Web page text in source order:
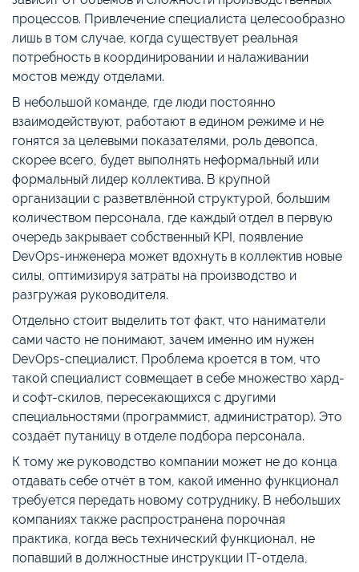
процессов. Привлечение специалиста целесообразно
лишь в том случае, когда существует реальная
потребность в координировании и налаживании
мостов между отделами.
В небольшой команде, где люди постоянно
взаимодействуют, работают в едином режиме и не
гонятся за целевыми показателями, роль девопса,
скорее всего, будет выполнять неформальный или
формальный лидер коллектива. В крупной
организации с разветвлённой структурой, большим
количеством персонала, где каждый отдел в первую
очередь закрывает собственный KPI, появление
DevOps-инженера может вдохнуть в коллектив новые
силы, оптимизируя затраты на производство и
разгружая руководителя.
Отдельно стоит выделить тот факт, что наниматели
сами часто не понимают, зачем именно им нужен
DevOps-специалист. Проблема кроется в том, что
такой специалист совмещает в себе множество хард-
и софт-скилов, пересекающихся с другими
специальностями (программист, администратор). Это
создаёт путаницу в отделе подбора персонала.
К тому же руководство компании может не до конца
отдавать себе отчёт в том, какой именно функционал
требуется передать новому сотруднику. В небольших
компаниях также распространена порочная
практика, когда весь технический функционал, не
попавший в должностные инструкции IT-отдела,